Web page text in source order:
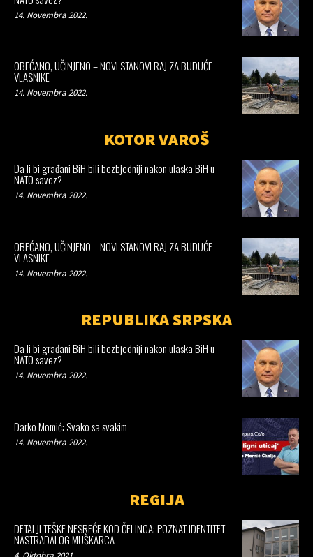
14. Novembra 2022.
OBEĆANO, UČINJENO – NOVI STANOVI RAJ ZA BUDUĆE
VLASNIKE
14. Novembra 2022.
KOTOR VAROŠ
Da li bi građani BiH bili bezbjedniji nakon ulaska BiH u
NATO savez?
14. Novembra 2022.
OBEĆANO, UČINJENO – NOVI STANOVI RAJ ZA BUDUĆE
VLASNIKE
14. Novembra 2022.
REPUBLIKA SRPSKA
Da li bi građani BiH bili bezbjedniji nakon ulaska BiH u
NATO savez?
14. Novembra 2022.
Darko Momić: Svako sa svakim
14. Novembra 2022.
REGIJA
DETALJI TEŠKE NESREĆE KOD ČELINCA: POZNAT IDENTITET
NASTRADALOG MUŠKARCA